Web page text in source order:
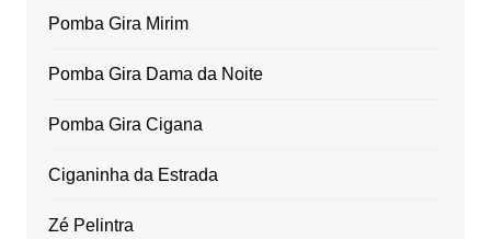
Pomba Gira Mirim
Pomba Gira Dama da Noite
Pomba Gira Cigana
Ciganinha da Estrada
Zé Pelintra